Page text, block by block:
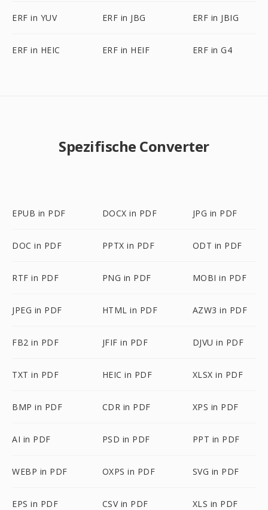
ERF in YUV ERF in JBG ERF in JBIG
ERF in HEIC ERF in HEIF ERF in G4
Spezifische Converter
EPUB in PDF DOCX in PDF JPG in PDF
DOC in PDF PPTX in PDF ODT in PDF
RTF in PDF PNG in PDF MOBI in PDF
JPEG in PDF HTML in PDF AZW3 in PDF
FB2 in PDF JFIF in PDF DJVU in PDF
TXT in PDF HEIC in PDF XLSX in PDF
BMP in PDF CDR in PDF XPS in PDF
AI in PDF PSD in PDF PPT in PDF
WEBP in PDF OXPS in PDF SVG in PDF
EPS in PDF CSV in PDF XLS in PDF